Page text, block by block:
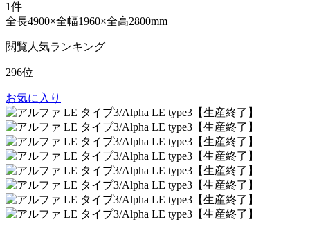
1件
全長4900×全幅1960×全高2800mm
閲覧人気ランキング
296位
お気に入り